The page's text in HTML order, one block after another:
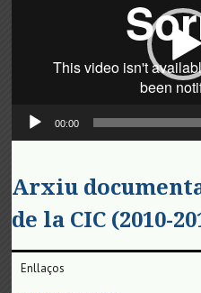
00:00
Arxiu
de la CIC (2010-
Enllaços